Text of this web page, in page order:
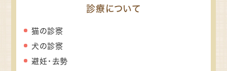
診療について
猫の診察
犬の診察
避妊・去勢